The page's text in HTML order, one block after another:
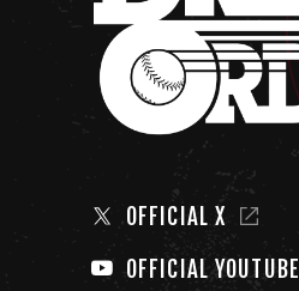
OFFICIAL X
OFFICIAL YOUTUBE